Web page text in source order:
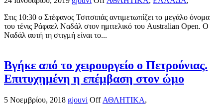
Στις 10:30 ο Στέφανος Τσιτσιπάς αντιμετωπίζει το μεγάλο όνομα
του τένις Ράφαελ Ναδάλ στον ημιτελικό του Australian Open. Ο
Ναδάλ αυτή τη στιγμή είναι το...
Βγήκε από το χειρουργείο ο Πετρούνιας.
Επιτυχημένη η επέμβαση στον ώμο
5 Νοεμβρίου, 2018 gjouvi Off ΑΘΛΗΤΙΚΑ,